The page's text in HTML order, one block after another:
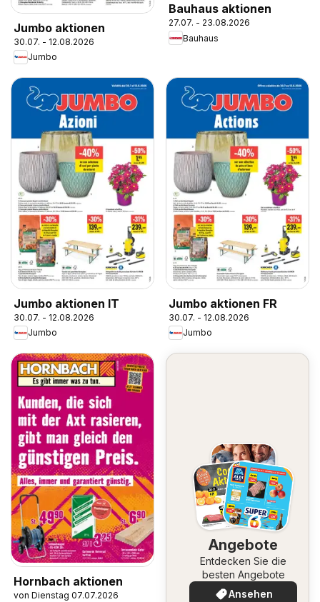
Jumbo aktionen
30.07. - 12.08.2026
Jumbo
Bauhaus aktionen
27.07. - 23.08.2026
Bauhaus
Jumbo aktionen IT
30.07. - 12.08.2026
Jumbo
Jumbo aktionen FR
30.07. - 12.08.2026
Jumbo
Hornbach aktionen
von Dienstag 07.07.2026
Angebote
Entdecken Sie die
besten Angebote
Ansehen